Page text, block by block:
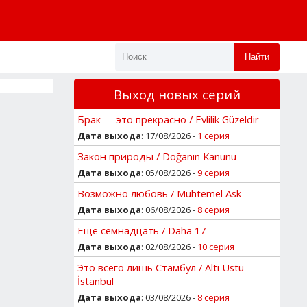
Найти
Выход новых серий
Брак — это прекрасно / Evlilik Güzeldir
Дата выхода: 17/08/2026 - 1 серия
Закон природы / Doğanın Kanunu
Дата выхода: 05/08/2026 -9 серия
Возможно любовь / Muhtemel Ask
Дата выхода: 06/08/2026 - 8 серия
Ещё семнадцать / Daha 17
Дата выхода: 02/08/2026 - 10 серия
Это всего лишь Стамбул / Altı Ustu
İstanbul
Дата выхода: 03/08/2026 - 8 серия